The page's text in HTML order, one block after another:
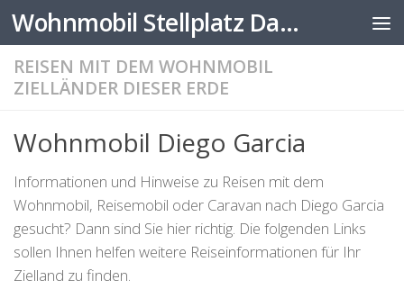
Zum Inhalt springen Wohnmobil Stellplatz Datenbank
REISEN MIT DEM WOHNMOBIL
ZIELLÄNDER DIESER ERDE
Wohnmobil Diego Garcia
Informationen und Hinweise zu Reisen mit dem
Wohnmobil, Reisemobil oder Caravan nach Diego Garcia
gesucht? Dann sind Sie hier richtig. Die folgenden Links
sollen Ihnen helfen weitere Reiseinformationen für Ihr
Zielland zu finden.